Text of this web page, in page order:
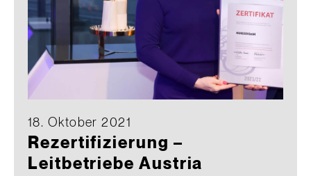
18. Oktober 2021
Rezertifizierung –
Leitbetriebe Austria